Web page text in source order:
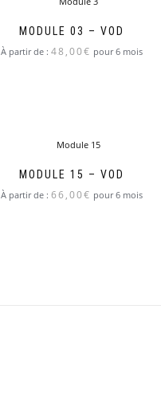
MODULE 03 – VOD
À partir de : 48,00€ pour 6 mois
MODULE 15 – VOD
À partir de : 66,00€ pour 6 mois